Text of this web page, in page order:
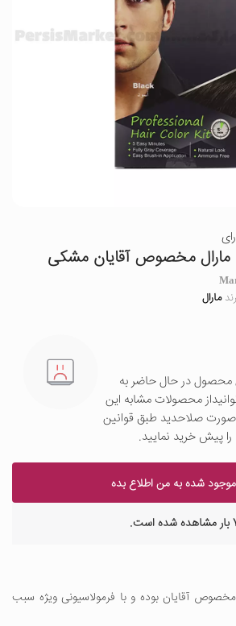
مخصوص آقایان مشکی
مارال
محصول در حال حاضر به
محصولات مشابه این
صورت صلاحدید طبق قوانین
پیش خرید نمایید.
موجود شده به من اطلاع بده
مشاهده شده است.
آقایان بوده و با فرمولاسیونی ویژه سبب